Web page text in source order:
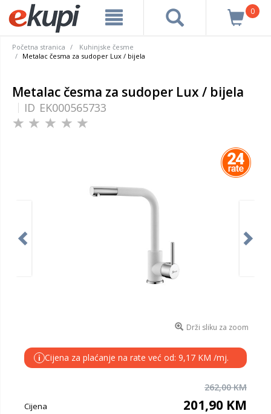
0
Početna stranica
Kuhinjske česme
Metalac česma za sudoper Lux / bijela
Metalac česma za sudoper Lux / bijela
ID EK000565733
Drži sliku za zoom
i Cijena za plaćanje na rate već od: 9,17 KM /mj.
262,00 KM
Cijena 201,90 KM